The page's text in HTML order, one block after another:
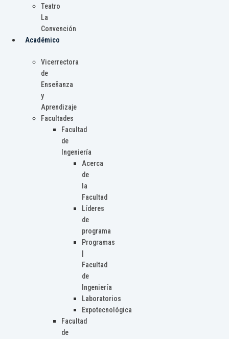
Teatro
La
Convención
Académico
Vicerrectora
de
Enseñanza
y
Aprendizaje
Facultades
Facultad
de
Ingeniería
Acerca
de
la
Facultad
Líderes
de
programa
Programas
Facultad
de
Ingeniería
Laboratorios
Expotecnológica
Facultad
de